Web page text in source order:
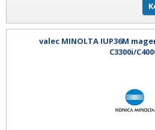
valec MINOLTA IUP36M
C3300i/